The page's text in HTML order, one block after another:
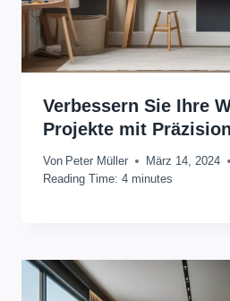
Verbessern Sie Ihre
Projekte mit Präzision
Von Peter Müller
März 14, 2024
Reading Time: 4 minutes